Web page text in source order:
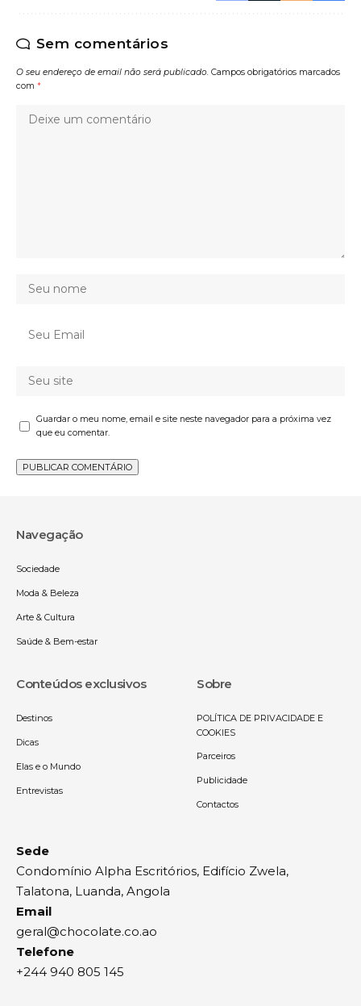
Sem comentários
O seu endereço de email não será publicado. Campos obrigatórios marcados
com *
Guardar o meu nome, email e site neste navegador para a próxima vez
que eu comentar.
Navegação
Sociedade
Moda & Beleza
Arte & Cultura
Saúde & Bem-estar
Conteúdos exclusivos
Destinos
Dicas
Elas e o Mundo
Entrevistas
Sobre
POLÍTICA DE PRIVACIDADE E
COOKIES
Parceiros
Publicidade
Contactos
Sede
Condomínio Alpha Escritórios, Edifício Zwela,
Talatona, Luanda, Angola
Email
geral@chocolate.co.ao
Telefone
+244 940 805 145